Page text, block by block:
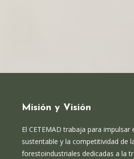
Misión y Visión
El CETEMAD trabaja para impulsar
sustentable y la competitividad de
forestoindustriales dedicadas a la